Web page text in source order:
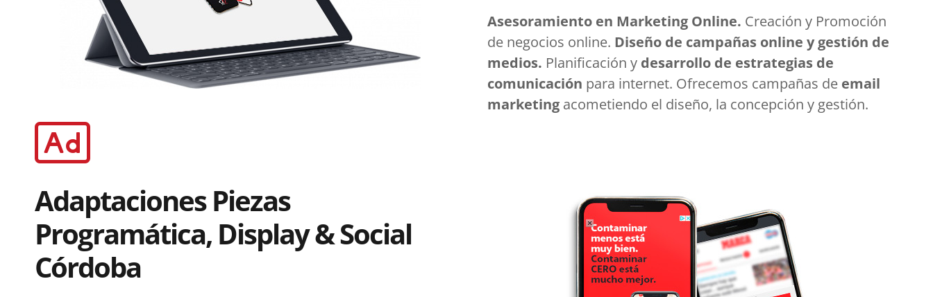
Asesoramiento en Marketing Online. Creación y Promoción
de negocios online. Diseño de campañas online y gestión de
medios. Planificación y desarrollo de estrategias de
comunicación para internet. Ofrecemos campañas de email
marketing acometiendo el diseño, la concepción y gestión.
Adaptaciones Piezas
Programática, Display & Social
Córdoba